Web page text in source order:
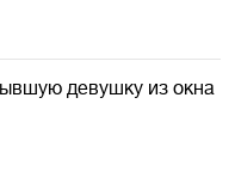
девушку из окна